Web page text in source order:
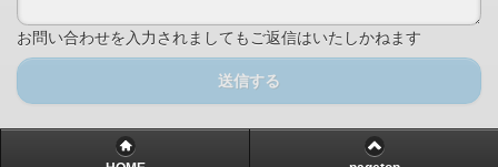
お問い合わせを入力されましてもご返信はいたしかねます
送信する